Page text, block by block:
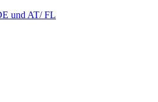
und AT/ FL